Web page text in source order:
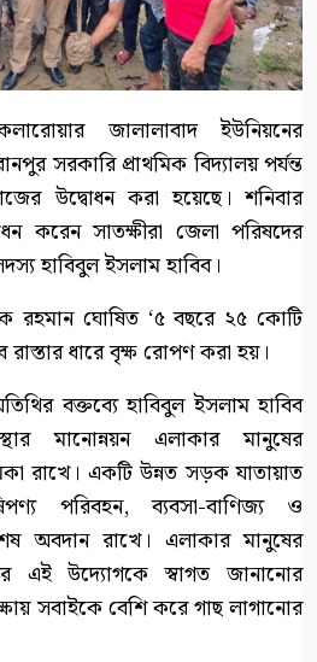
জালালাবাদ ইউনিয়নের
সরকারি প্রাথমিক বিদ্যালয় পর্যন্ত
উদ্বোধন করা হয়েছে। শনিবার
করেন সাতক্ষীরা জেলা পরিষদের
হাবিবুল ইসলাম হাবিব।
রহমান ঘোষিত ‘৫ বছরে ২৫ কোটি
রাস্তার ধারে বৃক্ষ রোপণ করা হয়।
বক্তব্যে হাবিবুল ইসলাম হাবিব
মানোন্নয়ন এলাকার মানুষের
রাখে। একটি উন্নত সড়ক যাতায়াত
পরিবহন, ব্যবসা-বাণিজ্য ও
অবদান রাখে। এলাকার মানুষের
এই উদ্যোগকে স্বাগত জানানোর
সবাইকে বেশি করে গাছ লাগানোর